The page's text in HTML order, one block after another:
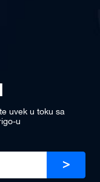
uvek u toku sa
u
Prijava